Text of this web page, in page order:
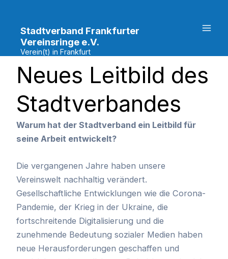
springenStadtverband Frankfurter
Vereinsringe e.V.
Verein(t) in Frankfurt
Neues Leitbild des
Stadtverbandes
Warum hat der Stadtverband ein Leitbild für
seine Arbeit entwickelt?
Die vergangenen Jahre haben unsere
Vereinswelt nachhaltig verändert.
Gesellschaftliche Entwicklungen wie die Corona-
Pandemie, der Krieg in der Ukraine, die
fortschreitende Digitalisierung und die
zunehmende Bedeutung sozialer Medien haben
neue Herausforderungen geschaffen und